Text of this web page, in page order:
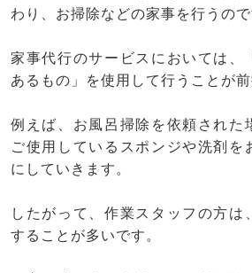
わり、お掃除などの家事を行うので
家事代行のサービスにおいては、
あるもの」を使用して行うことが前
例えば、お風呂掃除を依頼された
ご使用しているスポンジや洗剤を
にしていきます。
したがって、作業スタッフの方は
することが多いです。